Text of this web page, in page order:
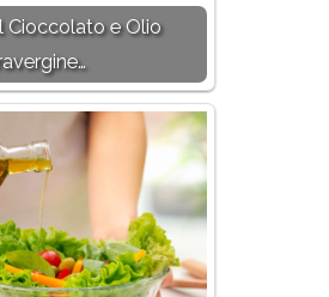
Cioccolato e Olio